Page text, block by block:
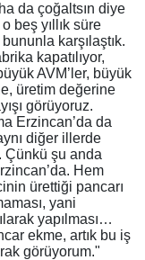
da çoğaltsın diye
beş yıllık süre
karşılaştık.
kapatılıyor,
AVM’ler, büyük
üretim değerine
görüyoruz.
Erzincan’da da
diğer illerde
Çünkü şu anda
Hem
ürettiği pancarı
yani
yapılması…
ekme, artık bu iş
görüyorum."